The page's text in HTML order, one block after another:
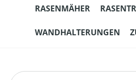
RASENMÄHER
WANDHALTERUNGEN